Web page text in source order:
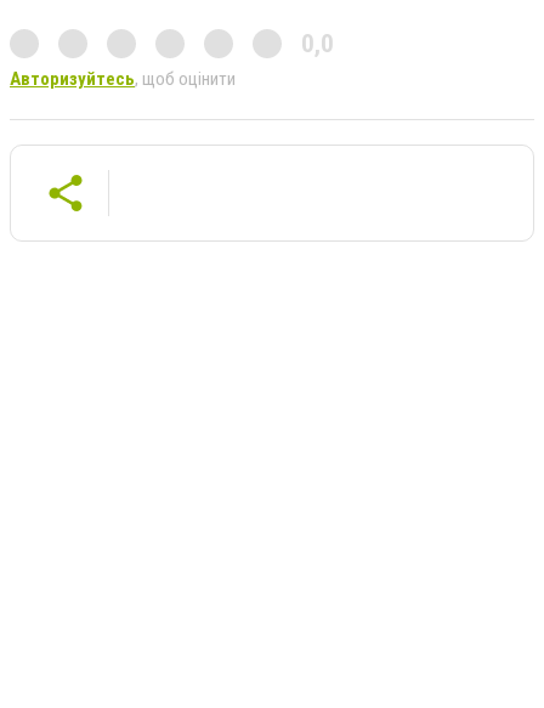
0,0
Авторизуйтесь, щоб оцінити